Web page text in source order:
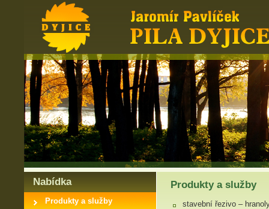
Nabídka
Produkty a služby
Produkty a služby
stavební řezivo –